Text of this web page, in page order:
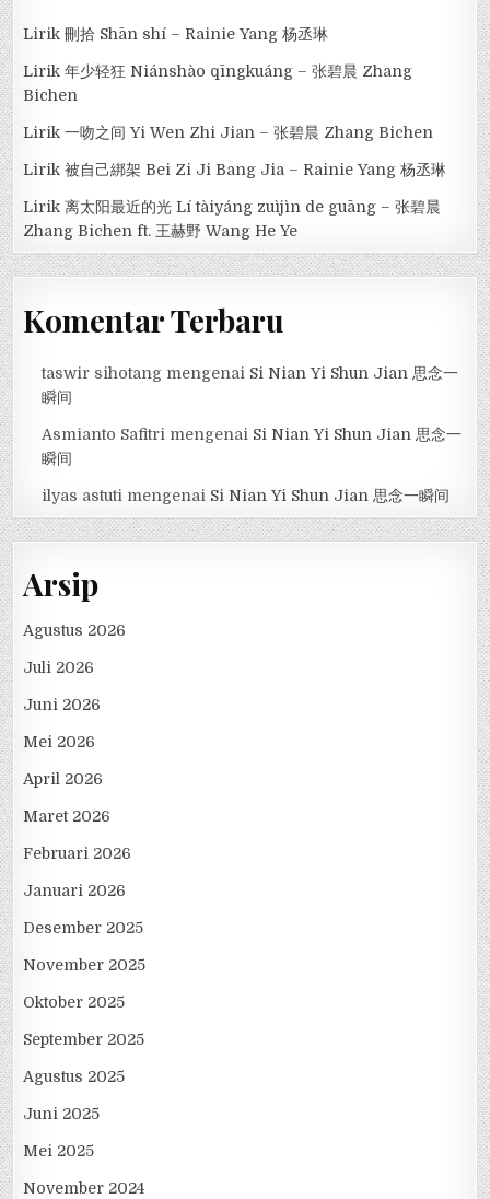
Lirik 刪拾 Shān shí – Rainie Yang 杨丞琳
Lirik 年少轻狂 Niánshào qīngkuáng – 张碧晨 Zhang
Bichen
Lirik 一吻之间 Yi Wen Zhi Jian – 张碧晨 Zhang Bichen
Lirik 被自己綁架 Bei Zi Ji Bang Jia – Rainie Yang 杨丞琳
Lirik 离太阳最近的光 Lí tàiyáng zuìjìn de guāng – 张碧晨
Zhang Bichen ft. 王赫野 Wang He Ye
Komentar Terbaru
taswir sihotang mengenai Si Nian Yi Shun Jian 思念一
瞬间
Asmianto Safitri mengenai Si Nian Yi Shun Jian 思念一
瞬间
ilyas astuti mengenai Si Nian Yi Shun Jian 思念一瞬间
Arsip
Agustus 2026
Juli 2026
Juni 2026
Mei 2026
April 2026
Maret 2026
Februari 2026
Januari 2026
Desember 2025
November 2025
Oktober 2025
September 2025
Agustus 2025
Juni 2025
Mei 2025
November 2024